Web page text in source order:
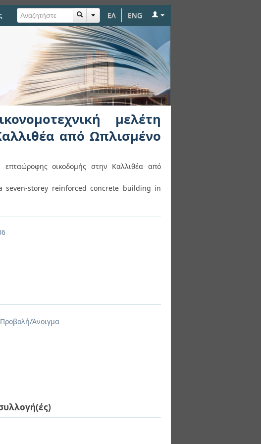
ΕΛ ENG
επταώροφης οικοδομής
2022
μελέτη
από Ωπλισμένο
επταώροφης οικοδομής στην Καλλιθέα από
storey reinforced concrete building in
Προβολή/Άνοιγμα